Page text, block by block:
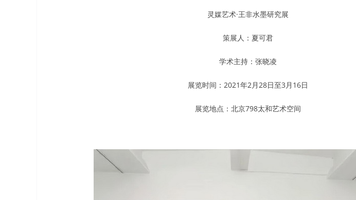
灵媒艺术·王非水墨研究展
策展人：夏可君
学术主持：张晓凌
展览时间：2021年2月28日至3月16日
展览地点：北京798太和艺术空间